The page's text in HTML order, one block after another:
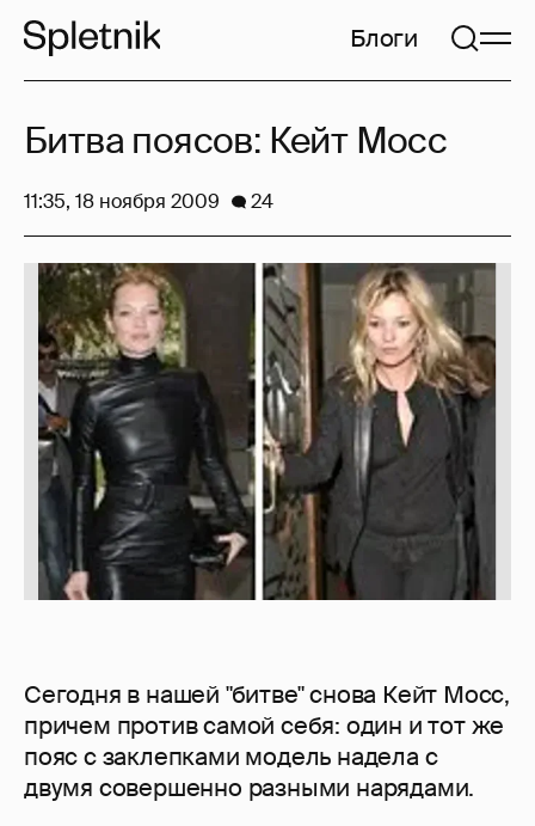
Блоги
Сегодня в нашей "битве" снова Кейт Мосс,
причем против самой себя: один и тот же
пояс с заклепками модель надела с
двумя совершенно разными нарядами.
Битва поясов: Кейт Мосс
11:35, 18 ноября 2009 24